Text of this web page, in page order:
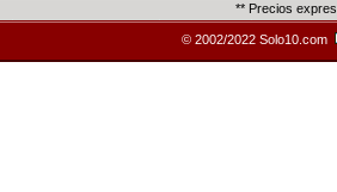
** Precios
© 2002/2022 Solo10.com